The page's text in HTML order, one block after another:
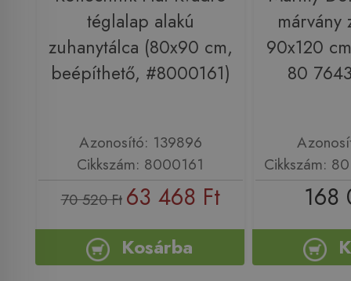
téglalap alakú
zuhanytálca (80x90 cm,
beépíthető, #8000161)
Azonosító: 139896
Cikkszám: 8000161
70 520 Ft 63 468 Ft
Kosárba
márvány
90x120
80
Cikkszám:
168